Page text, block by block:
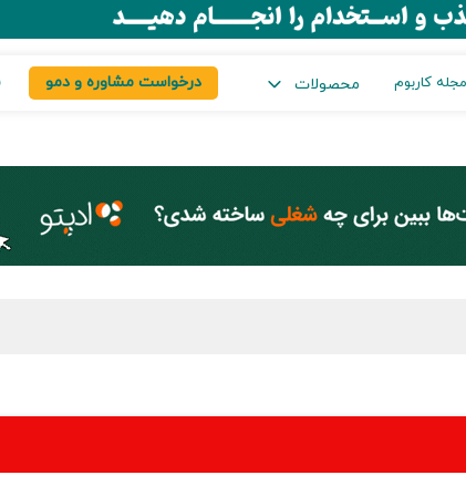
مجله کاربوم محصولات درخواست مشاوره و دمو